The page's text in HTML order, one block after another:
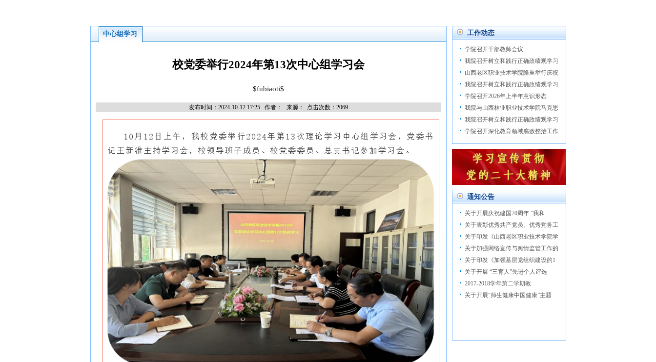
中心组学习
校党委举行2024年第13次中心组学习会
$fubiaoti$
发布时间：2024-10-12 17:25 作者： 来源： 点击次数：2069
工作动态
学院召开干部教师会议
我院召开树立和践行正确政绩观学习
山西老区职业技术学院隆重举行庆祝
我院召开树立和践行正确政绩观学习
学院召开2026年上半年意识形态
我院与山西林业职业技术学院马克思
我院召开树立和践行正确政绩观学习
学院召开深化教育领域腐败整治工作
通知公告
关于开展庆祝建国70周年 "我和
关于表彰优秀共产党员、优秀党务工
关于印发《山西老区职业技术学院学
关于加强网络宣传与舆情监管工作的
关于印发《加强基层党组织建设的1
关于开展 “三育人”先进个人评选
2017-2018学年第二学期教
关于开展“师生健康中国健康”主题